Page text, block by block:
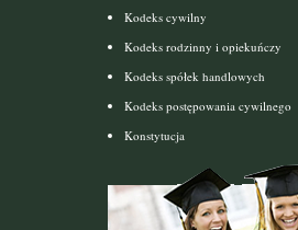
Kodeks cywilny
Kodeks rodzinny i opiekuńczy
Kodeks spółek handlowych
Kodeks postępowania cywilnego
Konstytucja